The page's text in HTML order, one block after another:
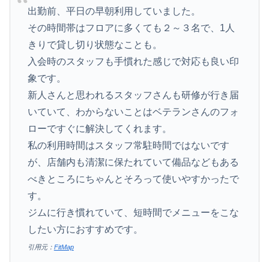
出勤前、平日の早朝利用していました。
その時間帯はフロアに多くても２～３名で、1人
きりで貸し切り状態なことも。
入会時のスタッフも手慣れた感じで対応も良い印
象です。
新人さんと思われるスタッフさんも研修が行き届
いていて、わからないことはベテランさんのフォ
ローですぐに解決してくれます。
私の利用時間はスタッフ常駐時間ではないです
が、店舗内も清潔に保たれていて備品などもある
べきところにちゃんとそろって使いやすかったで
す。
ジムに行き慣れていて、短時間でメニューをこな
したい方におすすめです。
引用元： FitMap